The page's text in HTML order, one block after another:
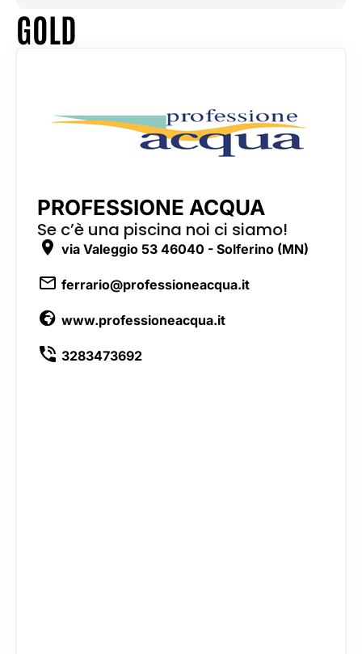
GOLD
PROFESSIONE ACQUA
Se c’è una piscina noi ci siamo!
via Valeggio 53 46040 - Solferino (MN)
ferrario@professioneacqua.it
www.professioneacqua.it
3283473692